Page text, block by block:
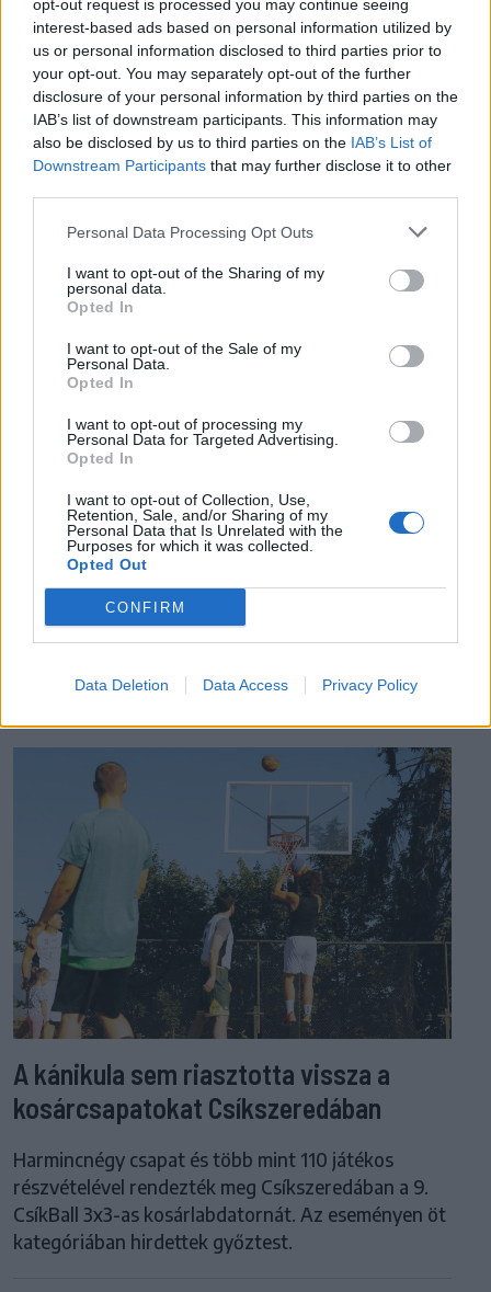
opt-out request is processed you may continue seeing
interest-based ads based on personal information utilized by
us or personal information disclosed to third parties prior to
your opt-out. You may separately opt-out of the further
disclosure of your personal information by third parties on the
IAB’s list of downstream participants. This information may
also be disclosed by us to third parties on the IAB’s List of
Downstream Participants that may further disclose it to other
Personal Data Processing Opt Outs
I want to opt-out of the Sharing of my
personal data.
Opted In
I want to opt-out of the Sale of my
Personal Data.
Opted In
I want to opt-out of processing my
Personal Data for Targeted Advertising.
Opted In
I want to opt-out of Collection, Use,
Retention, Sale, and/or Sharing of my
Personal Data that Is Unrelated with the
Purposes for which it was collected.
Opted Out
CONFIRM
Data Deletion Data Access Privacy Policy
Már csak 4-5 napig működhet a jelenlegi
körülmények között a cernavodai
atomerőmű
Százszázalékos kamatra adott kölcsönt a
letartóztatott uzsorás. Akár 40 fok is várható
vasárnap a nyugati országrészben.
EZ IS ÉRDEKELHETI
A kánikula sem riasztotta vissza a
kosárcsapatokat Csíkszeredában
Harmincnégy csapat és több mint 110 játékos
részvételével rendezték meg Csíkszeredában a 9.
CsíkBall 3x3-as kosárlabdatornát. Az eseményen öt
kategóriában hirdettek győztest.